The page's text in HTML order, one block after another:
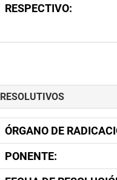
RESPECTIVO:
RESOLUTIVOS
ÓRGANO DE
PONENTE: